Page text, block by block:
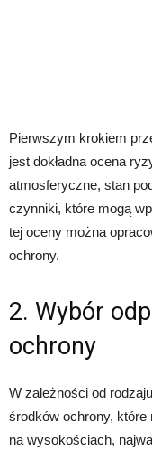
Pierwszym krokiem
jest dokładna ocena
atmosferyczne, stan
czynniki, które mogą
tej oceny można
ochrony.
2. Wybór
ochrony
W zależności od
środków ochrony,
na wysokościach,